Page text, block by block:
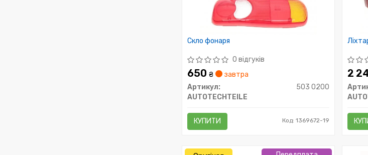
Скло фонаря
0 відгуків
650 ₴
завтра
Артикул:
503 0200
AUTOTECHTEILE
КУПИТИ Код: 1369672-19
2